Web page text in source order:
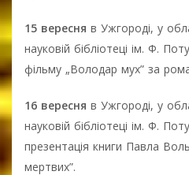
15 вересня в Ужгороді, у
науковій бібліотеці ім. Ф.
фільму „Володар мух” за
16 вересня в Ужгороді, у
науковій бібліотеці ім. Ф.
презентація книги Павла
мертвих”.